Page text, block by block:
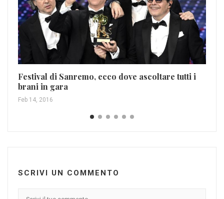
Festival di Sanremo, ecco dove ascoltare tutti i
brani in gara
Feb 14, 2016
SCRIVI UN COMMENTO